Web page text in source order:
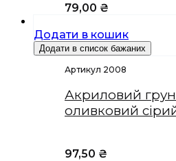
79,00 ₴
Додати в кошик
Додати в список бажаних
Артикул 2008
Акриловий
оливковий
97,50 ₴